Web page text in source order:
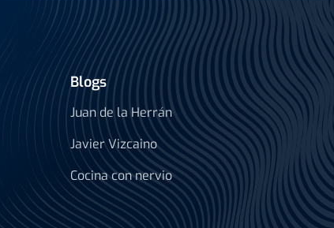
Blogs
Juan de la Herrán
Javier Vizcaino
Cocina con nervio